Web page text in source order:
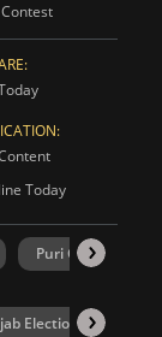
Today
Puri Choghadiya
Election